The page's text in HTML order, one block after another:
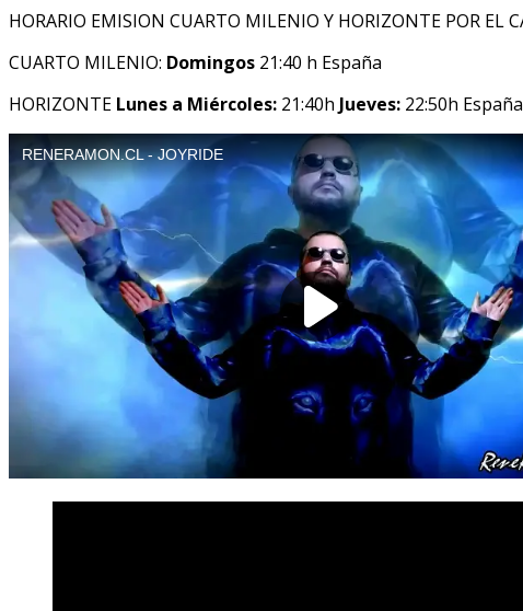
HORARIO EMISION CUARTO MILENIO Y HORIZONTE POR EL
CUARTO MILENIO: Domingos 21:40 h España
HORIZONTE Lunes a Miércoles: 21:40h Jueves: 22:50h España